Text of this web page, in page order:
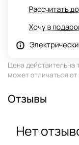
Рассчитать
Хочу в
Цена действительна
может отличаться
Отзывы
Нет